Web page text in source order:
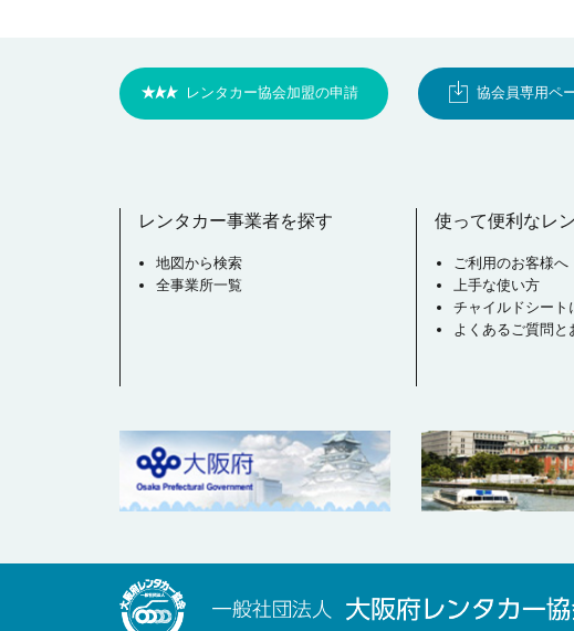
レンタカー協会加盟の申請 協会員専用ペ
レンタカー事業者を探す
地図から検索
全事業所一覧
使って便利なレ
ご利用のお客様へ
上手な使い方
チャイルドシート
よくあるご質問と